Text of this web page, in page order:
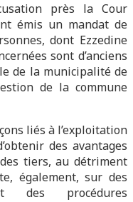
près la Cour
émis un mandat de
dont Ezzedine
sont d’anciens
de la municipalité de
de la commune
liés à l’exploitation
des avantages
tiers, au détriment
également, sur des
des procédures